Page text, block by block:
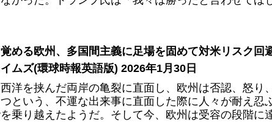
覚める欧州、多国間主義に足場を固めて対米リスク
ムズ(環球時報英語版) 2026年1月30日
洋を挟んだ両岸の亀裂に直面し、欧州は否認、怒り
つという、不運な出来事に直面した際に人々が耐え忍
乗り越えたようだ。そして今、欧州は受容の段階に